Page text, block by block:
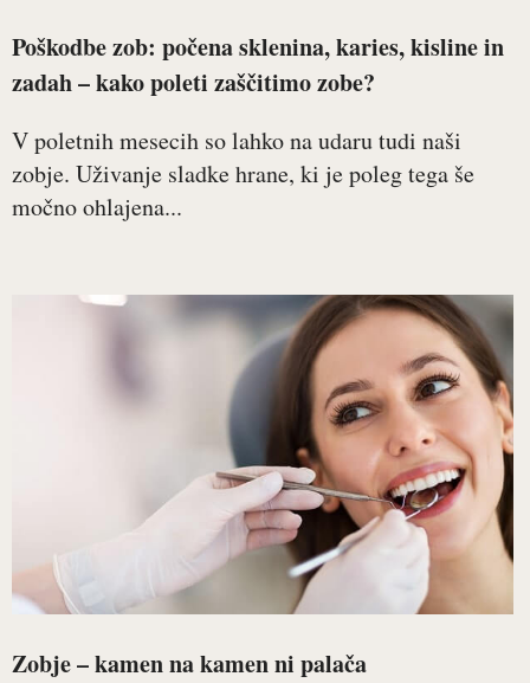
Poškodbe zob: počena sklenina, karies, kisline in
zadah – kako poleti zaščitimo zobe?
V poletnih mesecih so lahko na udaru tudi naši
zobje. Uživanje sladke hrane, ki je poleg tega še
močno ohlajena...
Zobje – kamen na kamen ni palača